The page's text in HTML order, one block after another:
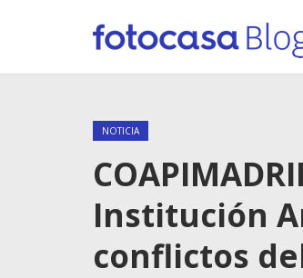
NOTICIA
Institución
conflictos